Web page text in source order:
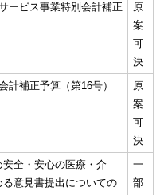
ービス事業特別会計補正
原
案
可
決
計補正予算（第16号）
原
案
可
決
全・安心の医療・介
意見書提出についての
一
部